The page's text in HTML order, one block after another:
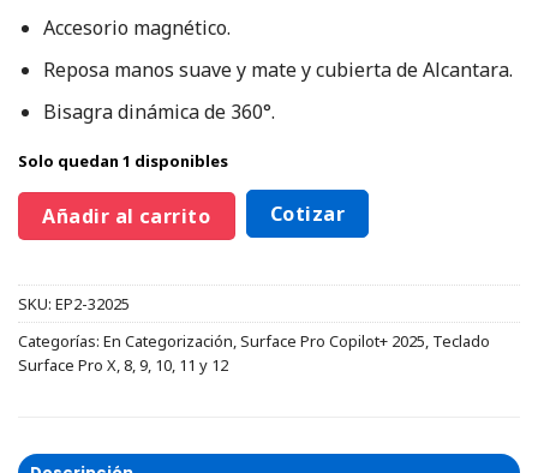
Accesorio magnético.
Reposa manos suave y mate y cubierta de Alcantara.
Bisagra dinámica de 360°.
Solo quedan 1 disponibles
Añadir al carrito Cotizar
SKU: EP2-32025
Categorías: En Categorización,Surface Pro Copilot+ 2025, Teclado
Surface Pro X, 8, 9, 10, 11 y 12